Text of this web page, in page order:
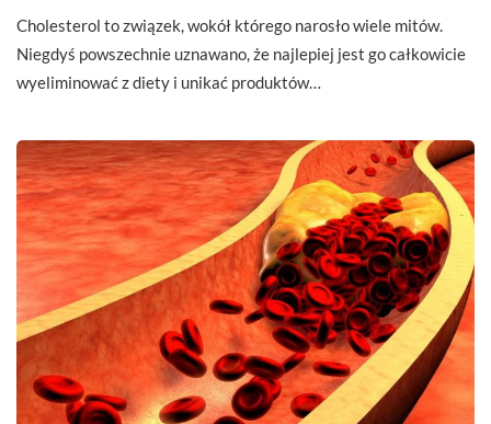
Cholesterol to związek, wokół którego narosło wiele mitów.
Niegdyś powszechnie uznawano, że najlepiej jest go całkowicie
wyeliminować z diety i unikać produktów…